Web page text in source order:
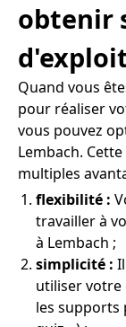
obtenir
Quand vous
pour réaliser
vous pouvez
Lembach.
multiples
flexibilité :
travailler à
à Lembach ;
simplicité :
utiliser
les supports